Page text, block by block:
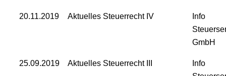
20.11.2019 Aktuelles Steuerrecht IV
Info
GmbH
25.09.2019 Aktuelles Steuerrecht III
Info